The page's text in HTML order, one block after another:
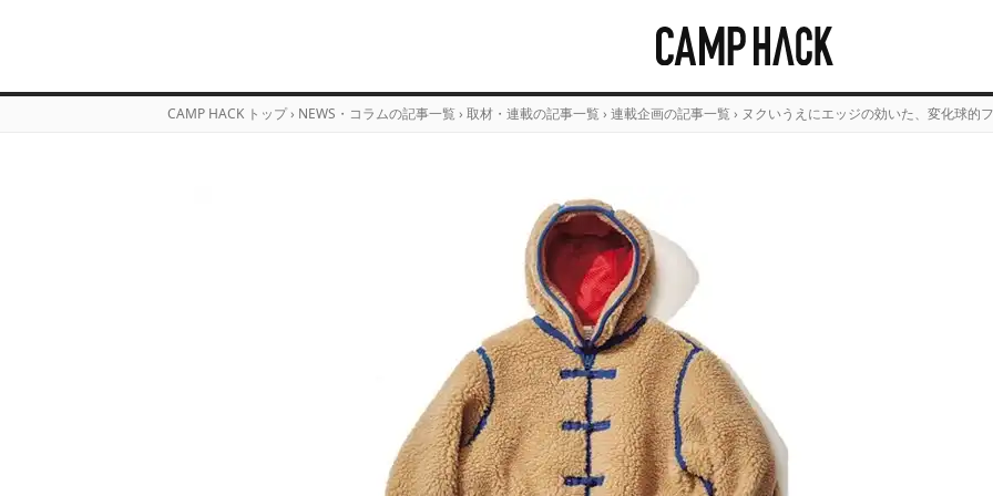
CAMP HACK トップ › NEWS・コラムの記事一覧 › 取材・連載の記事一覧 › 連載企画の記事一覧 › ヌクいうえにエッジの効いた、変化球的